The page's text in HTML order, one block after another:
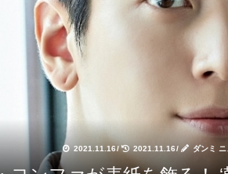
2021.11.16/ 2021.11.16/ ダンミ